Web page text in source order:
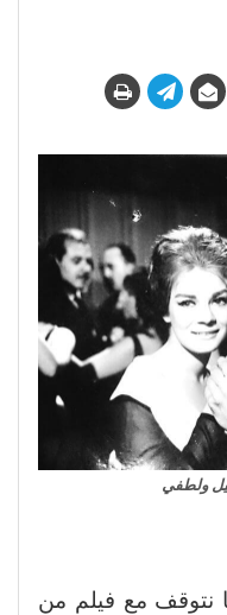
ولطفي
نتوقف مع فيلم من